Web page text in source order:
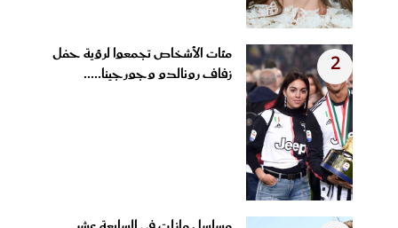
2
مئات الأشخاص تجمعوا لرؤية حفل
زفاف رونالدو وجورجينا.....